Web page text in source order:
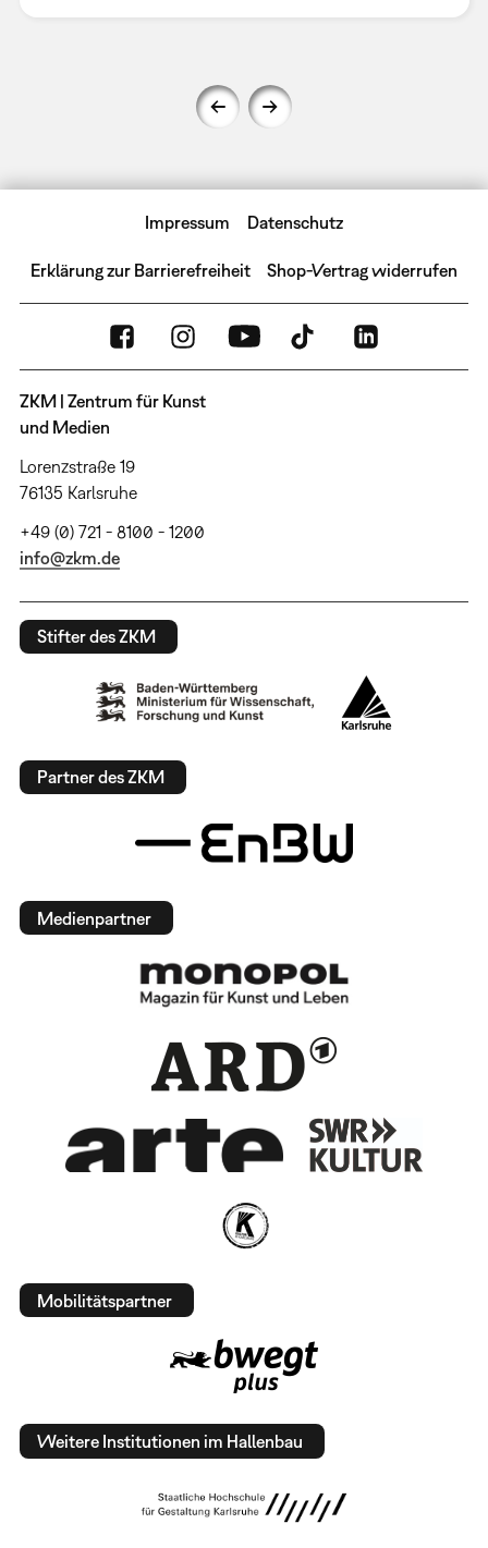
Impressum Datenschutz
Erklärung zur Barrierefreiheit Shop-Vertrag widerrufen
ZKM | Zentrum für Kunst
und Medien
Lorenzstraße 19
76135 Karlsruhe
+49 (0) 721 - 8100 - 1200
info@zkm.de
Stifter des ZKM
Partner des ZKM
Medienpartner
Mobilitätspartner
Weitere Institutionen im Hallenbau